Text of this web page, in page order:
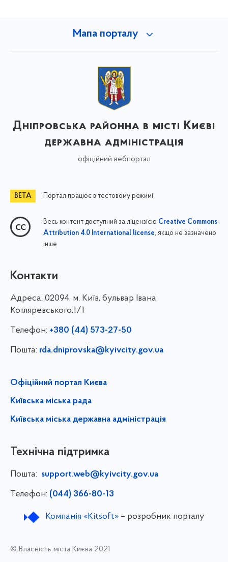
Мапа порталу
Дніпровська районна в місті Києві
державна адміністрація
офіційний вебпортал
Портал працює в тестовому режимі
Весь контент доступний за ліцензією Creative Commons
Attribution 4.0 International license, якщо не зазначено
інше
Контакти
Адреса: 02094, м. Київ, бульвар Івана
Котляревського,1/1
Телефон: +380 (44) 573-27-50
Пошта: rda.dniprovska@kyivcity.gov.ua
Офіційний портал Києва
Київська міська рада
Київська міська державна адміністрація
Технічна підтримка
Пошта: support.web@kyivcity.gov.ua
Телефон: (044) 366-80-13
Компанія «Kitsoft»– розробник порталу
© Власність міста Києва 2021